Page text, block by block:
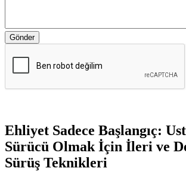
Gönder
Ehliyet Sadece Başlangıç:
Sürücü Olmak İçin İleri ve
Sürüş Teknikleri